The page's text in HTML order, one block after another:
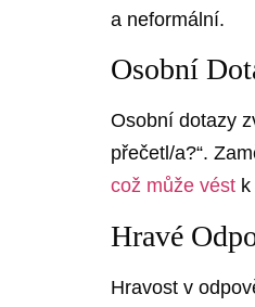
a neformální.
Osobní
Osobní dotazy
přečetl/a?“.
což může vést
Hravé
Hravost v